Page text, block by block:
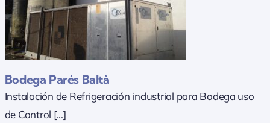
Bodega Parés Baltà
Instalación de Refrigeración industrial para Bodega uso
de Control [...]